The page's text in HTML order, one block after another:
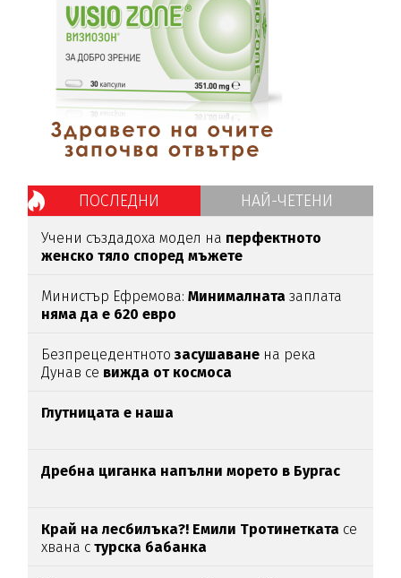
ПОСЛЕДНИ НАЙ-ЧЕТЕНИ
Учени създадоха модел на перфектното
женско тяло според мъжете
Министър Ефремова:Минималната заплата
няма да е 620 евро
Безпрецедентнотозасушаване на река
Дунав се вижда от космоса
Глутницата е наша
Дребна циганка напълни морето в Бургас
Край на лесбилъка?! Емили Тротинетката се
хвана с турска бабанка